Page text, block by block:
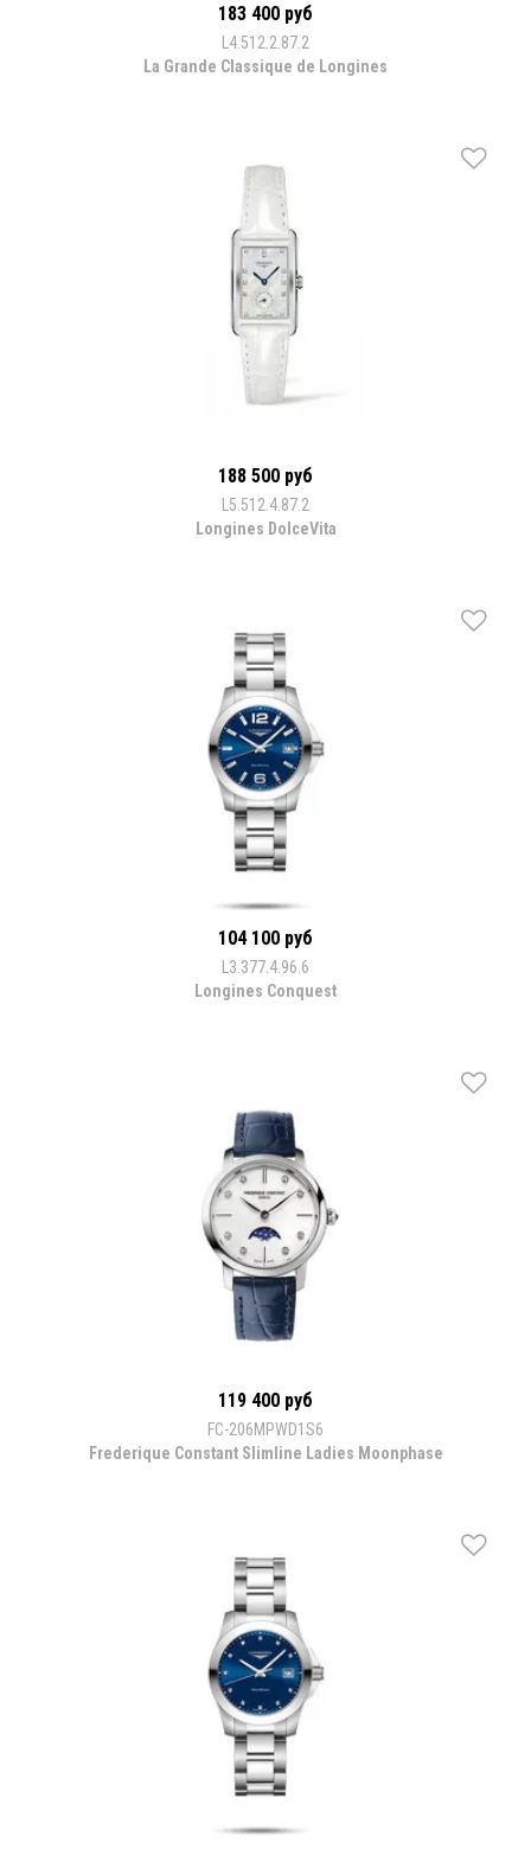
183 400 руб
L4.512.2.87.2
La Grande Classique de Longines
188 500 руб
L5.512.4.87.2
Longines DolceVita
104 100 руб
L3.377.4.96.6
Longines Conquest
119 400 руб
FC-206MPWD1S6
Frederique Constant Slimline Ladies Moonphase